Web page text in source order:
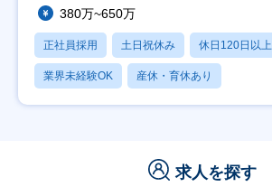
380万~650万
正社員採用 土日祝休み 休日120日以上
業界未経験OK 産休・育休あり
求人を探す